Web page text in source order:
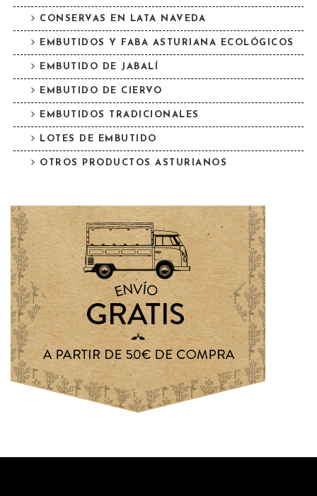
CONSERVAS EN LATA NAVEDA
EMBUTIDOS Y FABA ASTURIANA ECOLÓGICOS
EMBUTIDO DE JABALÍ
EMBUTIDO DE CIERVO
EMBUTIDOS TRADICIONALES
LOTES DE EMBUTIDO
OTROS PRODUCTOS ASTURIANOS